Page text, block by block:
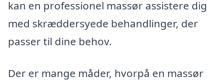
kan en professionel massør assistere dig
med skræddersyede behandlinger, der
passer til dine behov.
Der er mange måder, hvorpå en massør